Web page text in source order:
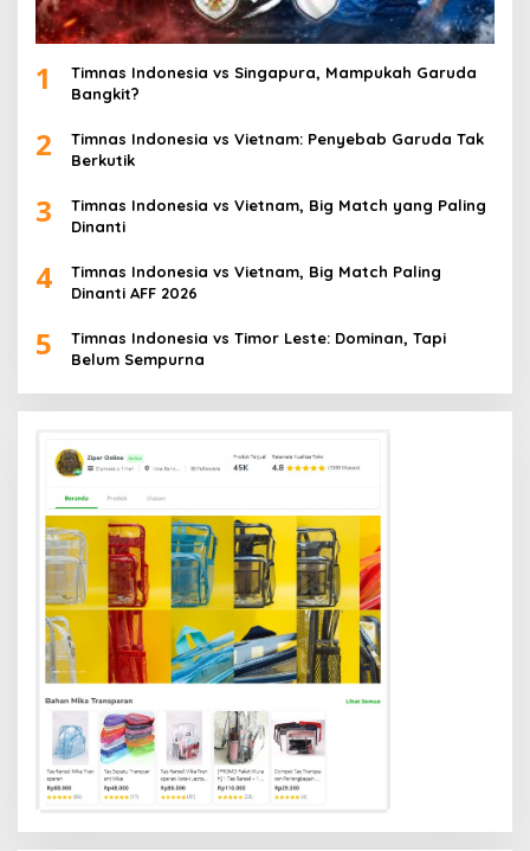
1
Timnas Indonesia vs Singapura, Mampukah Garuda
Bangkit?
2
Timnas Indonesia vs Vietnam: Penyebab Garuda Tak
Berkutik
3
Timnas Indonesia vs Vietnam, Big Match yang Paling
Dinanti
4
Timnas Indonesia vs Vietnam, Big Match Paling
Dinanti AFF 2026
5
Timnas Indonesia vs Timor Leste: Dominan, Tapi
Belum Sempurna